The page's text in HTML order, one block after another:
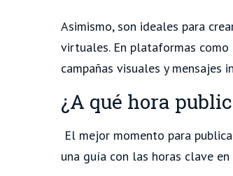
Asimismo, son ideales para
virtuales. En plataformas como
campañas visuales y mensajes
¿A qué hora
El mejor momento para
una guía con las horas clave en